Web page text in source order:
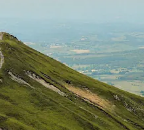
स्पर्शाने स्वाइप जेश्चर्स वापरून एक्सप्लोर करा.